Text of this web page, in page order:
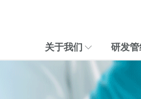
关于我们 研发